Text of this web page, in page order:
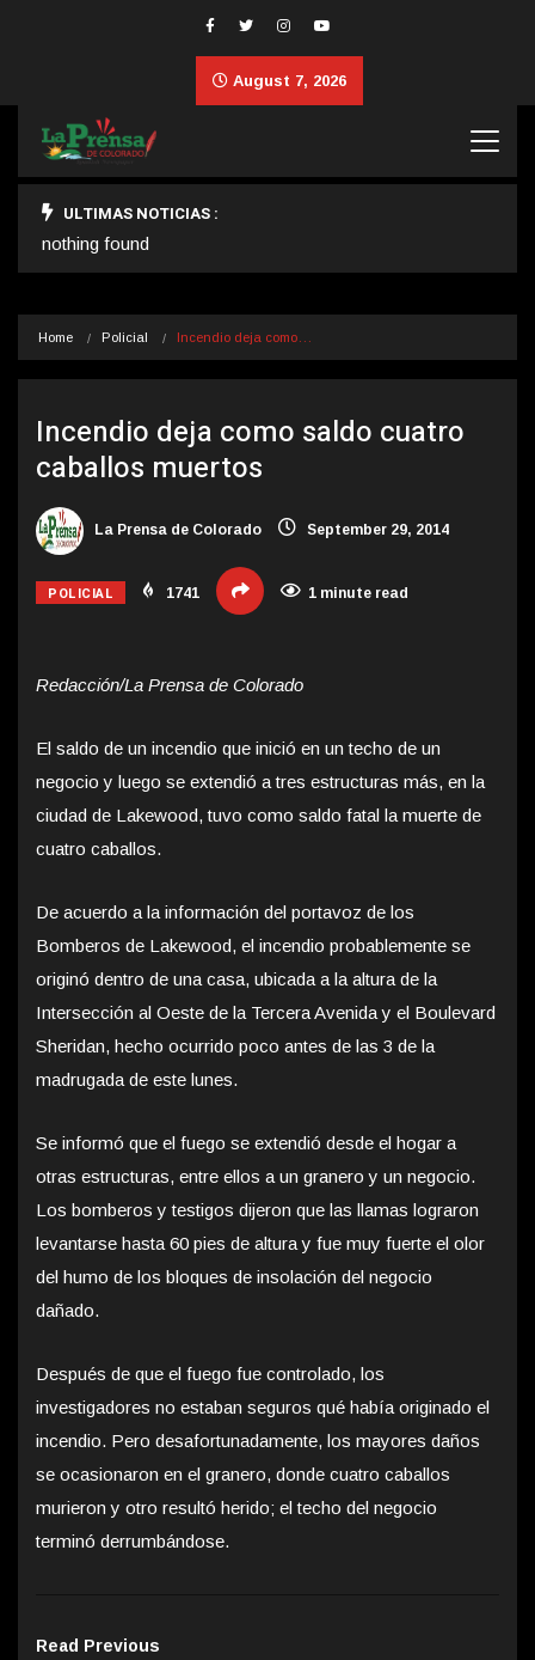
August 7, 2026
ULTIMAS NOTICIAS :
nothing found
Home Policial Incendio deja como…
Incendio deja como saldo cuatro
caballos muertos
La Prensa de Colorado September 29, 2014
POLICIAL 1741 1 minute read
Redacción/La Prensa de Colorado
El saldo de un incendio que inició en un techo de un
negocio y luego se extendió a tres estructuras más, en la
ciudad de Lakewood, tuvo como saldo fatal la muerte de
cuatro caballos.
De acuerdo a la información del portavoz de los
Bomberos de Lakewood, el incendio probablemente se
originó dentro de una casa, ubicada a la altura de la
Intersección al Oeste de la Tercera Avenida y el Boulevard
Sheridan, hecho ocurrido poco antes de las 3 de la
madrugada de este lunes.
Se informó que el fuego se extendió desde el hogar a
otras estructuras, entre ellos a un granero y un negocio.
Los bomberos y testigos dijeron que las llamas lograron
levantarse hasta 60 pies de altura y fue muy fuerte el olor
del humo de los bloques de insolación del negocio
dañado.
Después de que el fuego fue controlado, los
investigadores no estaban seguros qué había originado el
incendio. Pero desafortunadamente, los mayores daños
se ocasionaron en el granero, donde cuatro caballos
murieron y otro resultó herido; el techo del negocio
terminó derrumbándose.
Read Previous